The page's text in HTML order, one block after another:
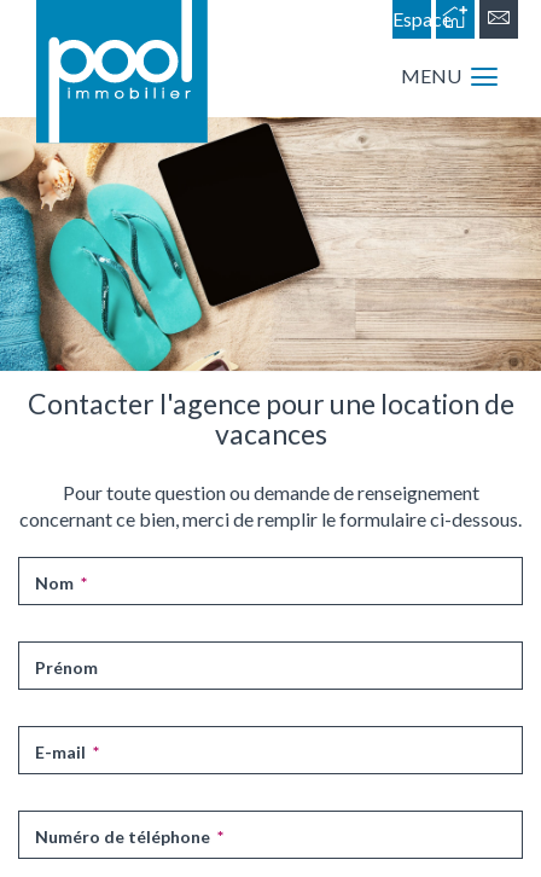
Espace
personnel
MENU
Contacter l'agence pour une location de
vacances
Pour toute question ou demande de renseignement
concernant ce bien, merci de remplir le formulaire ci-dessous.
*
*
*